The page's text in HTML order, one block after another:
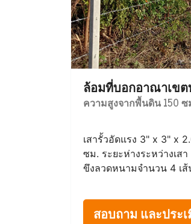
ล้อมที่บอกอาณาเขต
ความสูงจากพื้นดิน 150 ซ
เสารั้วอัดแรง 3" x 3" x
ซม. ระยะห่างระหว่างเส
ขึงลวดหนามจำนวน 4 เส้
สอบถาม และประ